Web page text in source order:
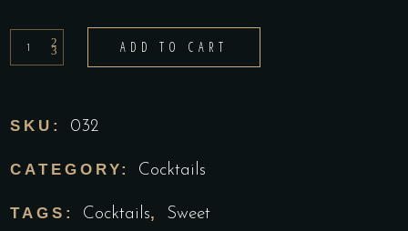
ADD TO CART
SKU: 032
CATEGORY: Cocktails
TAGS: Cocktails, Sweet